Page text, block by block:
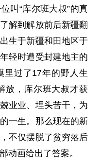
叫“库尔班大叔”的真
解到解放前后新疆翻
生于新疆和田地区于
轻时遭受封建地主的
里过了17年的野人生
放，库尔班大叔才获
业业、埋头苦干，为
一生。那么现在的新
不仅摆脱了贫穷落后
动画给出了答案。